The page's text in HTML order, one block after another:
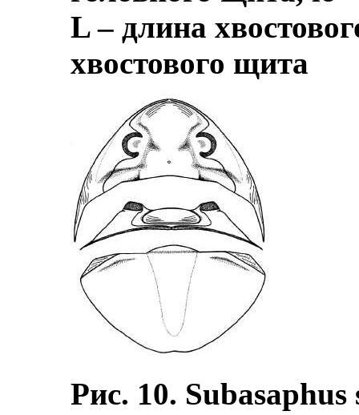
L – длина
хвостового щита
Рис. 10.